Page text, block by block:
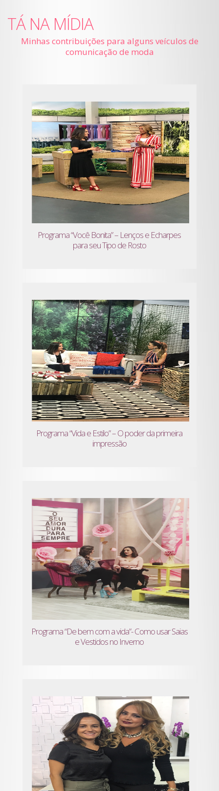
TÁ NA MÍDIA
Minhas contribuições para alguns veículos de
comunicação de moda
Programa “Você Bonita” – Lenços e Echarpes
para seu Tipo de Rosto
Programa “Vida e Estilo” – O poder da primeira
impressão
Programa “De bem com a vida”- Como usar Saias
e Vestidos no Inverno